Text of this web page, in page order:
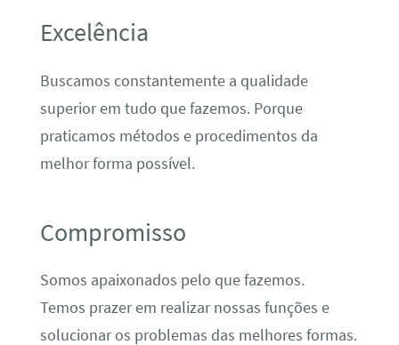
Excelência
Buscamos constantemente a qualidade
superior em tudo que fazemos. Porque
praticamos métodos e procedimentos da
melhor forma possível.
Compromisso
Somos apaixonados pelo que fazemos.
Temos prazer em realizar nossas funções e
solucionar os problemas das melhores formas.